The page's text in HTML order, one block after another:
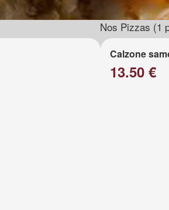
Nos Pizzas (1
Calzone
13.50 €